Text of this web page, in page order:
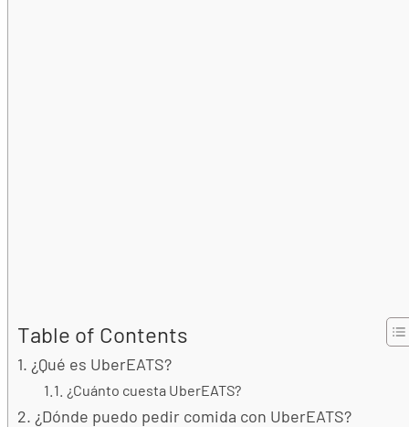
Table of Contents
¿Qué es UberEATS?
¿Cuánto cuesta UberEATS?
¿Dónde puedo pedir comida con UberEATS?